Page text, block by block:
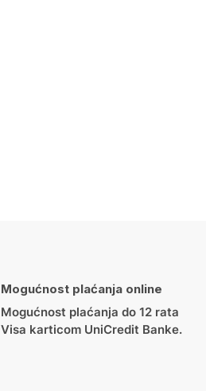
Mogućnost plaćanja online
Mogućnost plaćanja do 12 rata
Visa karticom UniCredit Banke.